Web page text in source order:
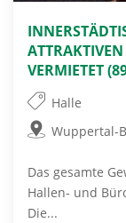
VERMIETET
Halle
Wuppertal-
Das gesamte
Hallen- und
Die...